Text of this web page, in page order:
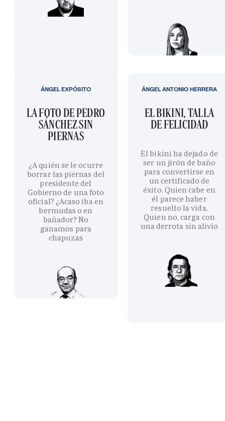
LA FOTO DE PEDRO
SÁNCHEZ SIN
PIERNAS
¿A quién se le ocurre
borrar las piernas del
presidente del
Gobierno de una foto
oficial? ¿Acaso iba en
bermudas o en
bañador? No
ganamos para
chapuzas
ÁNGEL EXPÓSITO
EL BIKINI, TALLA
DE FELICIDAD
El bikini ha dejado de
ser un jirón de baño
para convertirse en
un certificado de
éxito. Quien cabe en
él parece haber
resuelto la vida.
Quien no, carga con
una derrota sin alivio
ÁNGEL ANTONIO HERRERA